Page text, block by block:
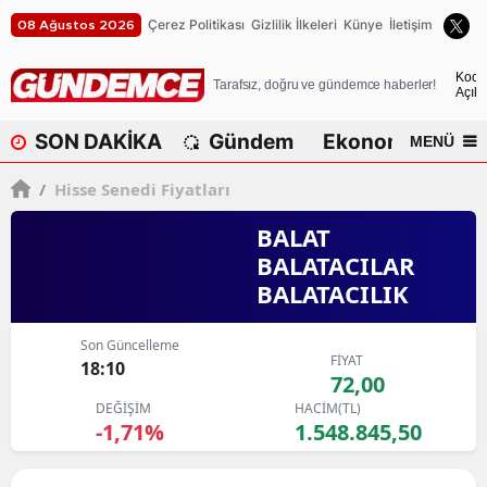
08 Ağustos 2026 Çerez Politikası Gizlilik İlkeleri Künye İletişim
Tarafsız, doğru ve gündemce haberler!
Açık
SON DAKİKA Gündem Ekonomi MENÜ
/ Hisse Senedi Fiyatları
BALAT
BALATACILAR
BALATACILIK
Son Güncelleme
18:10 FİYAT
72,00
DEĞİŞİM
-1,71%
HACİM(TL)
1.548.845,50